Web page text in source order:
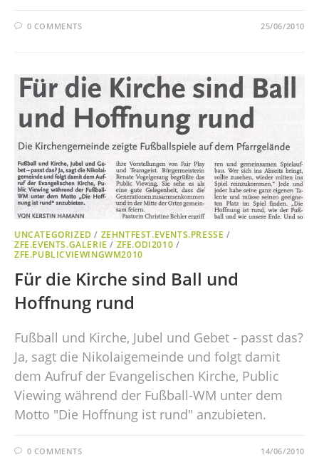
0 COMMENTS 25/06/2010
UNCATEGORIZED / ZEHNTFEST.EVENTS.PRESSE /
ZFE.EVENTS.GALERIE / ZFE.ODI2010 /
ZFE.PUBLICVIEWINGWM2010
Für die Kirche sind Ball und
Hoffnung rund
Fußball und Kirche, Jubel und Gebet - passt das?
Ja, sagt die Nikolaigemeinde und folgt damit
dem Aufruf der Evangelischen Kirche, Public
Viewing während der Fußball-WM unter dem
Motto "Die Hoffnung ist rund" anzubieten.
0 COMMENTS 14/06/2010